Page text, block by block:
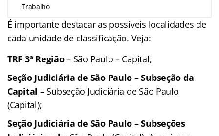
Trabalho
É importante destacar as possíveis localidades de
cada unidade de classificação. Veja:
TRF 3ª Região– São Paulo – Capital;
Seção Judiciária de São Paulo – Subseção da
Capital – Subseção Judiciária de São Paulo
(Capital);
Seção Judiciária de São Paulo – Subseções